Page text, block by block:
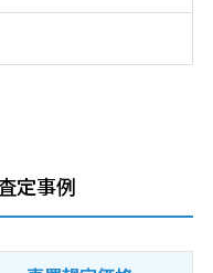
定事例